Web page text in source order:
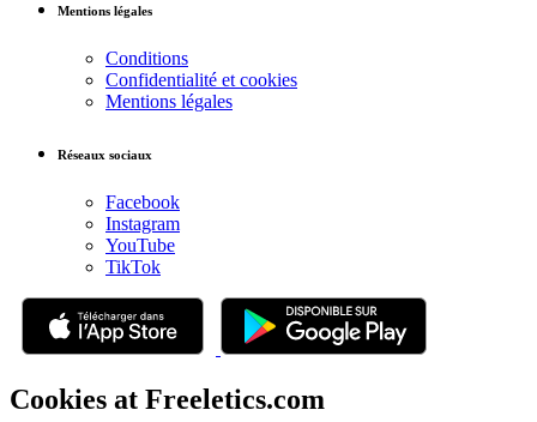
Mentions légales
Conditions
Confidentialité et cookies
Mentions légales
Réseaux sociaux
Facebook
Instagram
YouTube
TikTok
Cookies at Freeletics.com